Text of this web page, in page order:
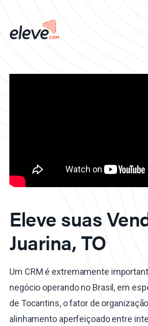
Eleve suas
Juarina, TO
Um CRM é extremamente
negócio operando no Brasil, em
de Tocantins, o fator de
alinhamento aperfeiçoado entre